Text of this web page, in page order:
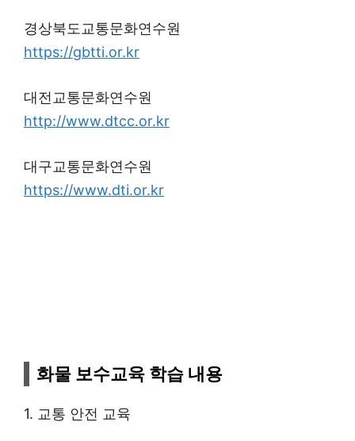
경상북도교통문화연수원
https://gbtti.or.kr
대전교통문화연수원
http://www.dtcc.or.kr
대구교통문화연수원
https://www.dti.or.kr
화물 보수교육 학습 내용
1. 교통 안전 교육